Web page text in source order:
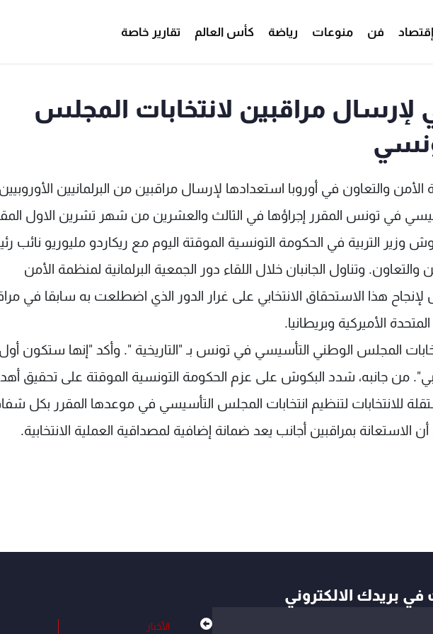
إقتصاد فن منوعات رياضة كأس العالم تقارير خاصة
لإرسال مراقبين لانتخابات المجلس
الأمن والتعاون في أوروبا استعدادها لإرسال مراقبين من البرلمانيين الأوروبيين
في تونس المقرر إجراؤها في الثالث والعشرين من شهر تشرين الاول
وزير التربية في الحكومة التونسية الموقتة اليوم مع ريكاردو مليوريو نائب
والتعاون. وتناول الجانبان خلال اللقاء دور الجمعية البرلمانية لمنظمة الأمن
هذا الاستحقاق الانتخابي على غرار الدور الذي اضطلعت به سابقا في
الأميركية وبريطانيا.
المجلس الوطني التأسيسي في تونس بـ "التاريخية ". وأكد "إنها ستكون أول
من جانبه، شدد البكوش على عزم الحكومة التونسية الموقتة على تحقيق
للانتخابات لتنظيم انتخابات المجلس التأسيسي في موعدها المقرر بكل
الاستعانة بمراقبين أجانب يعد ضمانة إضافية لمصداقية العملية الانتخابية.
في بريدك الالكتروني
الأخبار